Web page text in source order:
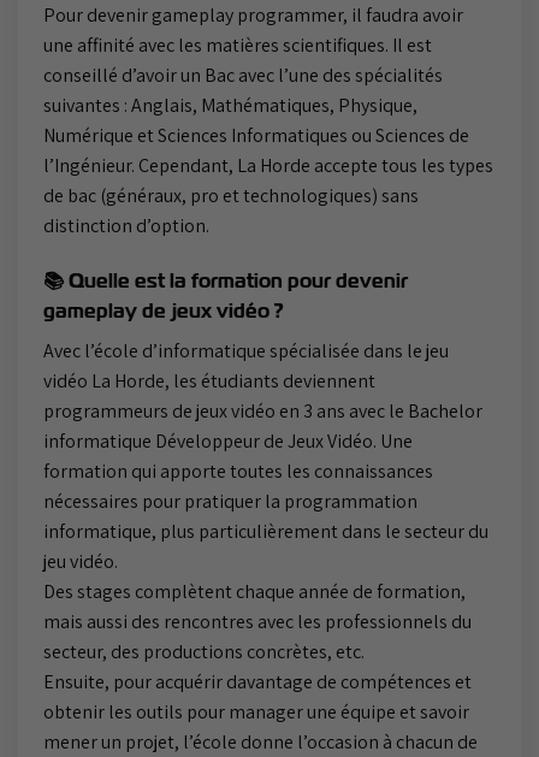
Pour devenir gameplay programmer, il faudra avoir
une affinité avec les matières scientifiques. Il est
conseillé d’avoir un Bac avec l’une des spécialités
suivantes : Anglais, Mathématiques, Physique,
Numérique et Sciences Informatiques ou Sciences de
l’Ingénieur. Cependant, La Horde accepte tous les types
de bac (généraux, pro et technologiques) sans
distinction d’option.
📚 Quelle est la formation pour devenir
gameplay de jeux vidéo ?
Avec l’école d’informatique spécialisée dans le jeu
vidéo La Horde, les étudiants deviennent
programmeurs de jeux vidéo en 3 ans avec le Bachelor
informatique Développeur de Jeux Vidéo. Une
formation qui apporte toutes les connaissances
nécessaires pour pratiquer la programmation
informatique, plus particulièrement dans le secteur du
jeu vidéo.
Des stages complètent chaque année de formation,
mais aussi des rencontres avec les professionnels du
secteur, des productions concrètes, etc.
Ensuite, pour acquérir davantage de compétences et
obtenir les outils pour manager une équipe et savoir
mener un projet, l’école donne l’occasion à chacun de